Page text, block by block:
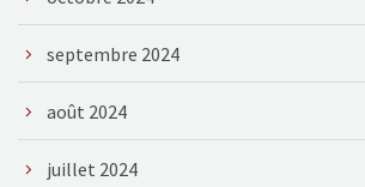
septembre 2024
août 2024
juillet 2024